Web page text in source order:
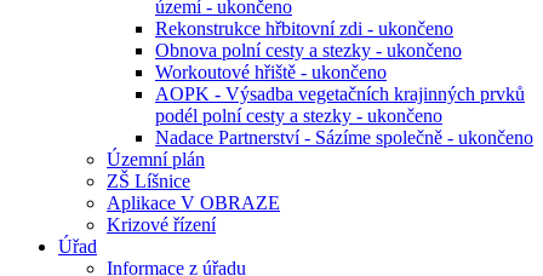
území - ukončeno
Rekonstrukce hřbitovní zdi - ukončeno
Obnova polní cesty a stezky - ukončeno
Workoutové hřiště - ukončeno
AOPK - Výsadba vegetačních krajinných prvků
podél polní cesty a stezky - ukončeno
Nadace Partnerství - Sázíme společně - ukončeno
Územní plán
ZŠ Líšnice
Aplikace V OBRAZE
Krizové řízení
Úřad
Informace z úřadu